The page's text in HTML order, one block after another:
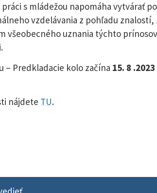
s mládežou napomáha vytvárať
vzdelávania z pohľadu znalostí,
všeobecného uznania týchto
– Predkladacie kolo začína 15. 8
nájdete TU.